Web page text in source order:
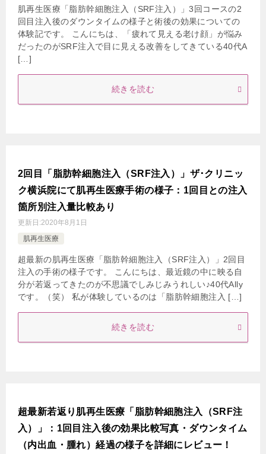
肌再生医療「脂肪幹細胞注入（SRF注入）」3回コースの2
回目注入後のダウンタイムの様子と術後の効果についての
体験記です。 こんにちは、「疲れて見える老け顔」が悩み
だったのがSRF注入で目に見える改善をしてきている40代A
[…]
続きを読む
2回目「脂肪幹細胞注入（SRF注入）」ザ･クリニッ
ク横浜院にて肌再生医療手術の様子：1回目との注入
箇所別注入量比較あり
更新日:2020年8月1日
肌再生医療
超最新の肌再生医療「脂肪幹細胞注入（SRF注入）」2回目
注入の手術の様子です。 こんにちは、最近鏡の中に映る自
分が若返ってきたのが不思議でしみじみうれしい♪40代Ally
です。（笑） 私が体験しているのは「脂肪幹細胞注入 […]
続きを読む
超最新若返り肌再生医療「脂肪幹細胞注入（SRF注
入）」：1回目注入後の効果比較写真・ダウンタイム
（内出血・腫れ）経過の様子を詳細にレビュー！